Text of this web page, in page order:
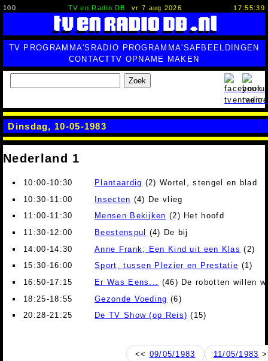
100 TV en Radio DB vr 7 aug 2026 17:55:40
TV PROGRAMMA'S RADIO PROGRAMMA'SAFBEELDINGEN
CONTACTTV OPNAME MAKEN
Zoek
Dinsdag, 10-05-1983
Nederland 1
10:00-10:30 Plantaardig (2) Wortel, stengel en blad
10:30-11:00
Insecten (4) De vlieg
11:00-11:30
Mensen Bekijken (2) Het hoofd
11:30-12:00
Beestenspul
(4) De bij
14:00-14:30
Anne Frank; Een Kind uit een Klas (2)
15:30-16:00
Sport, tussen Plezier en Prestatie (1)
16:50-17:15
Er Was Eens...
(46) De robotten willen
18:25-18:55
Gezonde Voeding (6)
20:28-21:25
De TV Show (op Reis) (15)
<< 09/05/1983 11/05/1983